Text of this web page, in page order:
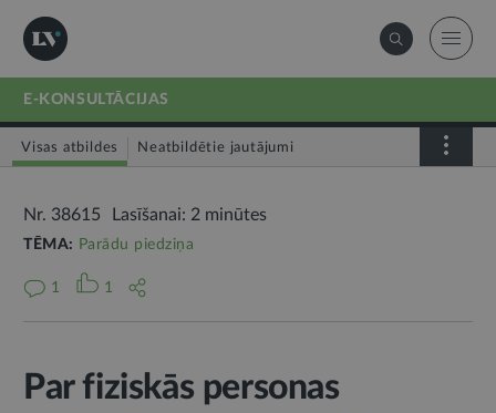
E-KONSULTĀCIJAS
Visas atbildes Neatbildētie jautājumi
Nr. 38615 Lasīšanai: 2 minūtes
TĒMA: Parādu piedziņa
1 1
Par fiziskās personas